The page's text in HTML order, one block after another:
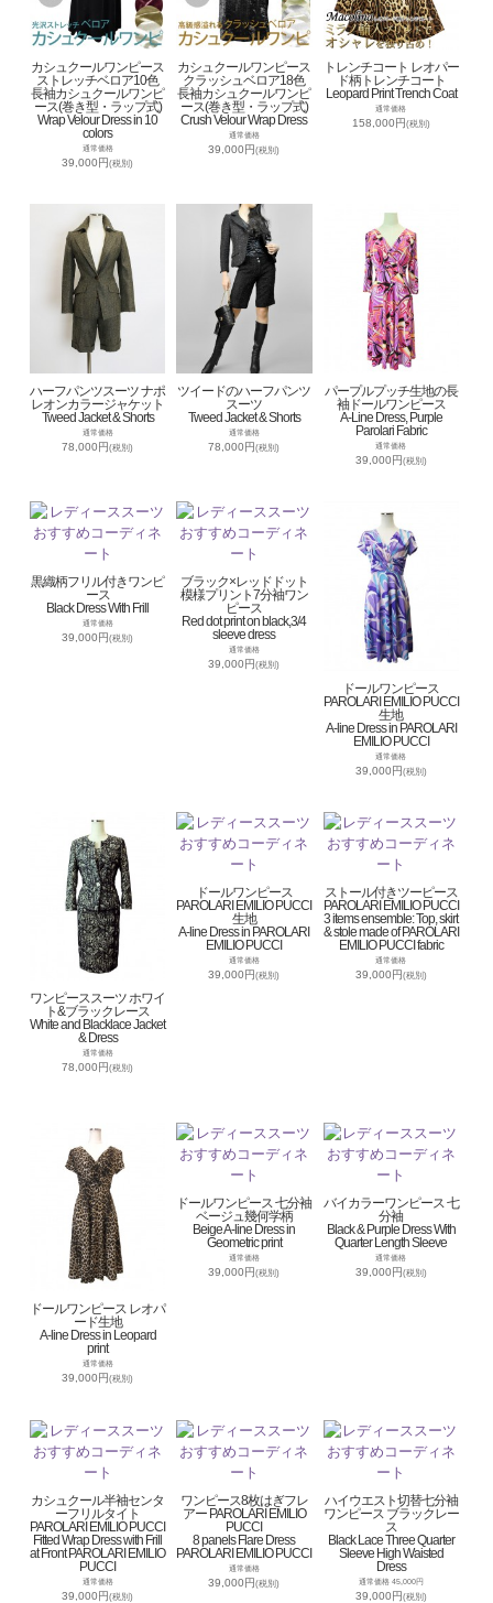
カシュクールワンピース
ストレッチベロア10色
長袖カシュクールワンピ
ース(巻き型・ラップ式)
Wrap Velour Dress in 10
colors
通常価格
39,000円(税別)
カシュクールワンピース
クラッシュベロア18色
長袖カシュクールワンピ
ース(巻き型・ラップ式)
Crush Velour Wrap Dress
通常価格
39,000円(税別)
トレンチコート レオパー
ド柄トレンチコート
Leopard Print Trench Coat
通常価格
158,000円(税別)
ハーフパンツスーツ ナポ
レオンカラージャケット
Tweed Jacket & Shorts
通常価格
78,000円(税別)
ツイードのハーフパンツ
スーツ
Tweed Jacket & Shorts
通常価格
78,000円(税別)
パープルプッチ生地の長
袖ドールワンピース
A-Line Dress, Purple
Parolari Fabric
通常価格
39,000円(税別)
黒織柄フリル付きワンピ
ース
Black Dress With Frill
通常価格
39,000円(税別)
ブラック×レッドドット
模様プリント7分袖ワン
ピース
Red dot print on black,3/4
sleeve dress
通常価格
39,000円(税別)
ドールワンピース
PAROLARI EMILIO PUCCI
生地
A-line Dress in PAROLARI
EMILIO PUCCI
通常価格
39,000円(税別)
ワンピーススーツ ホワイ
ト&ブラックレース
White and Blacklace Jacket
& Dress
通常価格
78,000円(税別)
ドールワンピース
PAROLARI EMILIO PUCCI
生地
A-line Dress in PAROLARI
EMILIO PUCCI
通常価格
39,000円(税別)
ストール付きツーピース
PAROLARI EMILIO PUCCI
3 items ensemble: Top, skirt
& stole made of PAROLARI
EMILIO PUCCI fabric
通常価格
39,000円(税別)
ドールワンピース レオパ
ード生地
A-line Dress in Leopard
print
通常価格
39,000円(税別)
ドールワンピース 七分袖
ベージュ幾何学柄
Beige A-line Dress in
Geometric print
通常価格
39,000円(税別)
バイカラーワンピース 七
分袖
Black & Purple Dress With
Quarter Length Sleeve
通常価格
39,000円(税別)
カシュクール半袖センタ
ーフリルタイト
PAROLARI EMILIO PUCCI
Fitted Wrap Dress with Frill
at Front PAROLARI EMILIO
PUCCI
通常価格
39,000円(税別)
ワンピース8枚はぎフレ
アー PAROLARI EMILIO
PUCCI
8 panels Flare Dress
PAROLARI EMILIO PUCCI
通常価格
39,000円(税別)
ハイウエスト切替七分袖
ワンピース ブラックレー
ス
Black Lace Three Quarter
Sleeve High Waisted
Dress
通常価格 45,000円
39,000円(税別)